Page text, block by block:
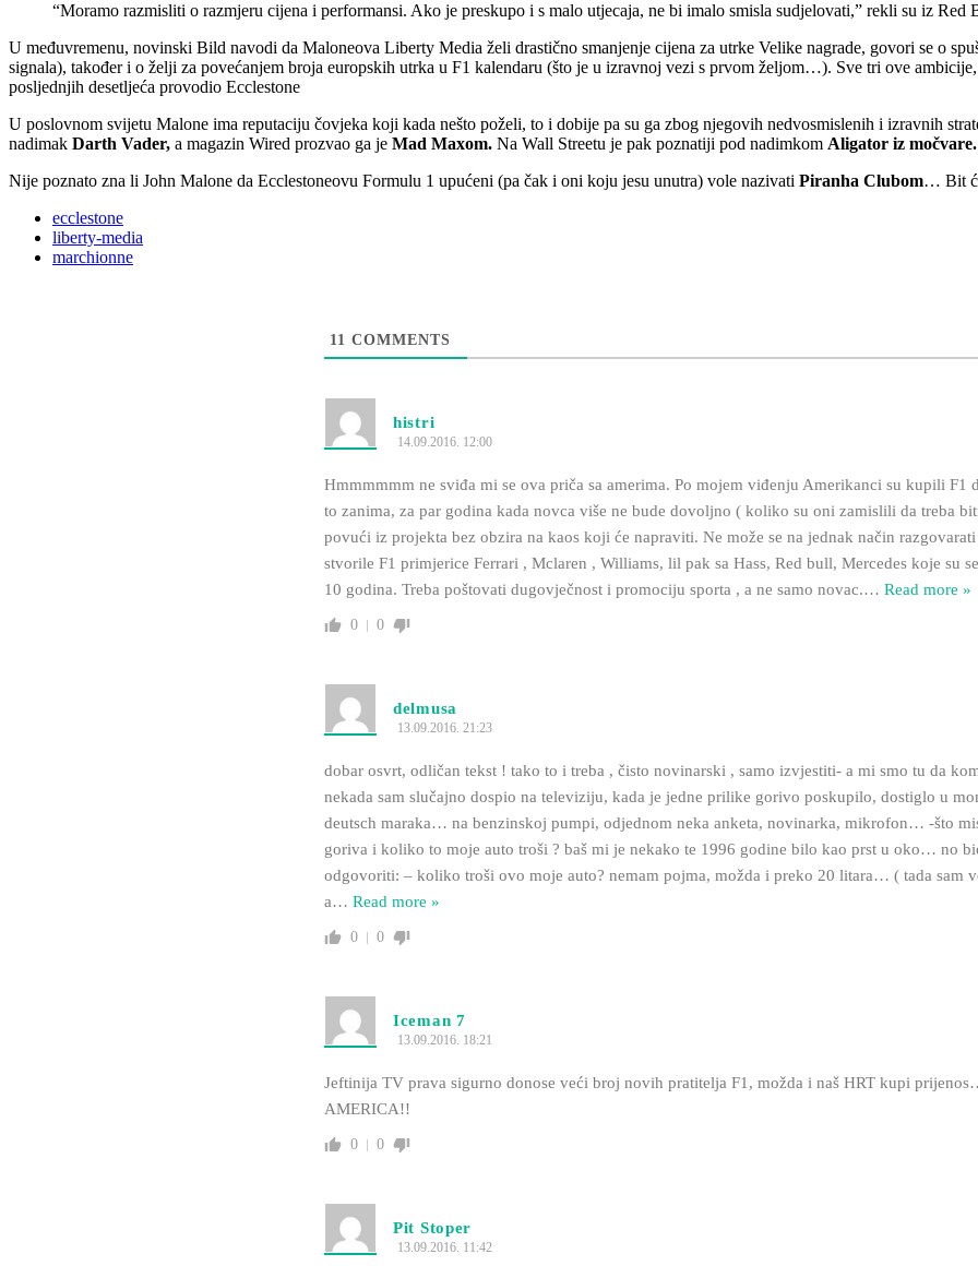
“Moramo razmisliti o razmjeru cijena i performansi. Ako je preskupo i s malo utjecaja, ne bi imalo smisla sudjelovati,” rekli su iz Red
U međuvremenu, novinski Bild navodi da Maloneova Liberty Media želi drastično smanjenje cijena za utrke Velike nagrade, govori se o
signala), također i o želji za povećanjem broja europskih utrka u F1 kalendaru (što je u izravnoj vezi s prvom željom…). Sve tri ove
posljednjih desetljeća provodio Ecclestone
U poslovnom svijetu Malone ima reputaciju čovjeka koji kada nešto poželi, to i dobije pa su ga zbog njegovih nedvosmislenih i izravnih
nadimak Darth Vader, a magazin Wired prozvao ga je Mad Maxom. Na Wall Streetu je pak poznatiji pod nadimkom Aligator iz močvare.
Nije poznato zna li John Malone da Ecclestoneovu Formulu 1 upućeni (pa čak i oni koju jesu unutra) vole nazivati Piranha Clubom… Bit
ecclestone
liberty-media
marchionne
11 COMMENTS
histri
14.09.2016. 12:00
Hmmmmmm ne sviđa mi se ova priča sa amerima. Po mojem viđenju Amerikanci su kupili F1
to zanima, za par godina kada novca više ne bude dovoljno ( koliko su oni zamislili da treba
povući iz projekta bez obzira na kaos koji će napraviti. Ne može se na jednak način
stvorile F1 primjerice Ferrari , Mclaren , Williams, lil pak sa Hass, Red bull, Mercedes koje su
10 godina. Treba poštovati dugovječnost i promociju sporta , a ne samo novac.… Read more »
0 0
delmusa
13.09.2016. 21:23
dobar osvrt, odličan tekst ! tako to i treba , čisto novinarski , samo izvjestiti- a mi smo tu da
nekada sam slučajno dospio na televiziju, kada je jedne prilike gorivo poskupilo, dostiglo u
deutsch maraka… na benzinskoj pumpi, odjednom neka anketa, novinarka, mikrofon… -što
goriva i koliko to moje auto troši ? baš mi je nekako te 1996 godine bilo kao prst u oko… no
odgovoriti: – koliko troši ovo moje auto? nemam pojma, možda i preko 20 litara… ( tada sam
a… Read more »
0 0
Iceman 7
13.09.2016. 18:21
Jeftinija TV prava sigurno donose veći broj novih pratitelja F1, možda i naš HRT kupi
AMERICA!!
0 0
Pit Stoper
13.09.2016. 11:42